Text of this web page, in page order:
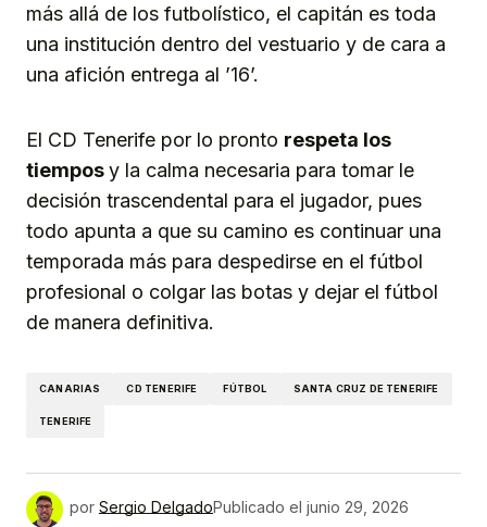
más allá de los futbolístico, el capitán es toda
una institución dentro del vestuario y de cara a
una afición entrega al ’16’.
El CD Tenerife por lo pronto respeta los
tiemposy la calma necesaria para tomar le
decisión trascendental para el jugador, pues
todo apunta a que su camino es continuar una
temporada más para despedirse en el fútbol
profesional o colgar las botas y dejar el fútbol
de manera definitiva.
CANARIAS CD TENERIFE FÚTBOL SANTA CRUZ DE TENERIFE
TENERIFE
por Sergio DelgadoPublicado el junio 29, 2026